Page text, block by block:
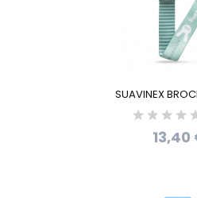
SUAVINEX
13,40